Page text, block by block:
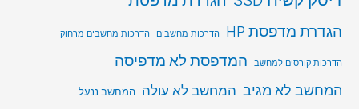
הגדרת מדפסת HP הדרכות מחשבים הדרכות מחשבים מרחוק
הדרכות קורסים למחשב המדפסת לא מדפיסה
המחשב לא מגיב המחשב לא עולה המחשב ננעל